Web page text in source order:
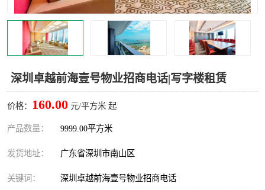
深圳卓越前海壹号物业招商电话|写字楼租赁
价格： 160.00 元/平方米 起
产品数量： 9999.00平方米
发货地址： 广东省深圳市南山区
关键词： 深圳卓越前海壹号物业招商电话
宝安区 西乡
兴东 石岩
车公庙
中心区
南山区 西丽